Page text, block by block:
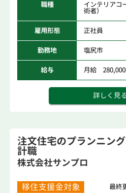
職種 インテリアコ
術者）
雇用形態 正社員
勤務地 塩尻市
給与 月給 280,000
詳しく見る
注文住宅のプランニン
計職
株式会社サンプロ
移住支援金対象 最終